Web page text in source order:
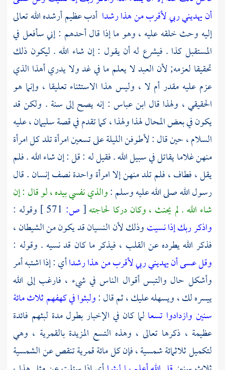
أن يهديني ربي لأقرب من هذا رشدا أدب عظيم أرشده الله تعالى
إليه وحث خلقه عليه ، وهو ما إذا قال أحدهم : إني سأفعل في
المستقبل كذا . فيشرع له أن يقول : إن شاء الله . ليكون ذلك
تحقيقا لعزمه; لأن العبد لا يعلم ما في غد ولا يدري أهذا الذي
عزم عليه مقدر أم لا ، وليس هذا الاستثناء تعليقا ، وإنما هو
الحقيقي ، ولهذا قال ابن عباس : إنه يصح إلى سنة . ولكن قد
يكون في بعض المحال لهذا ولهذا ، كما تقدم في قصةسليمان ،عليه
السلام ، حين قال : لأطوفن الليلة على تسعين امرأة تلد كل امرأة
منهن غلاما يقاتل في سبيل الله . فقيل له : قل : إن شاء الله . فلم
يقل ، فطاف ، فلم تلد منهن إلا امرأة واحدة نصف إنسان . قال
رسول الله صلى الله عليه وسلم :والذي نفسي بيده ، لو قال : إن
شاء الله . لم يحنث ، وكان دركا لحاجته[ص:
وقوله :
واذكر ربك إذا نسيتوذلك لأن النسيان قد يكون من الشيطان ،
فذكر الله يطرده عن القلب ، فيذكر ما كان قد نسيه . وقوله :
وقل عسى أن يهديني ربي لأقرب من هذا رشداأي : إذا اشتبه أمر
وأشكل حال والتبس أقوال الناس في شيء ، فارغب إلى الله
ييسره لك ، ويسهله عليك ، ثم قال :ولبثوا في كهفهم ثلاث مائة
سنين وازدادوا تسعا لما كان في الإخبار بطول مدة لبثهم فائدة
عظيمة ، ذكرها تعالى ، وهذه التسع المزيدة بالقمرية ، وهي
لتكميل ثلاثمائة شمسية ، فإن كل مائة قمرية تنقص عن الشمسية